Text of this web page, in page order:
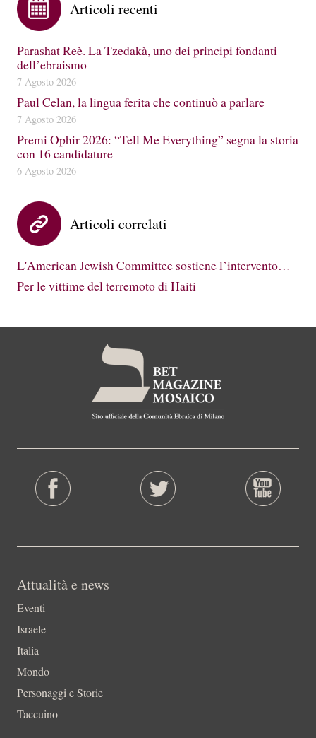
Articoli recenti
Parashat Reè. La Tzedakà, uno dei principi fondanti
dell’ebraismo
7 Agosto 2026
Paul Celan, la lingua ferita che continuò a parlare
7 Agosto 2026
Premi Ophir 2026: “Tell Me Everything” segna la storia
con 16 candidature
6 Agosto 2026
Articoli correlati
L'American Jewish Committee sostiene l’intervento…
Per le vittime del terremoto di Haiti
Attualità e news
Eventi
Israele
Italia
Mondo
Personaggi e Storie
Taccuino